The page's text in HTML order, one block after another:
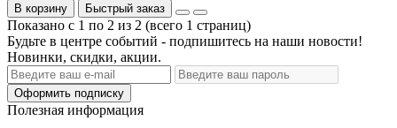
В корзину Быстрый заказ
Показано с 1 по 2 из 2 (всего 1 страниц)
Будьте в центре событий - подпишитесь на наши новости!
Новинки, скидки, акции.
Оформить подписку
Полезная информация